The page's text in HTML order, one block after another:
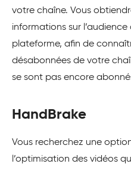
votre chaîne. Vous
informations sur
plateforme, afin de
désabonnées de votre
se sont pas encore
HandBrake
Vous recherchez une
l’optimisation des vidéos